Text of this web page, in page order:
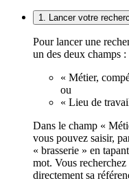
1. Lancer votre
Pour lancer une
un des deux champs :
« Métier,
ou
« Lieu de
Dans le champ «
vous pouvez saisir,
« brasserie » en
mot. Vous
directement sa